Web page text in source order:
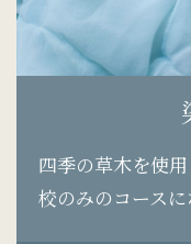
四季の草木を使
校のみのコースに